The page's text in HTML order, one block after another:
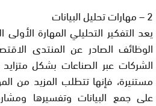
2 – مهارات تحليل البيانات
يعد التفكير التحليلي المهارة
الوظائف الصادر عن المنتدى
الشركات عبر الصناعات بشكل متزايد
مستنيرة، فإنها تتطلب المزيد من
على جمع البيانات وتفسيرها